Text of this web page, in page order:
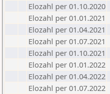
Elozahl per 01.10.2020
Elozahl per 01.01.2021
Elozahl per 01.04.2021
Elozahl per 01.07.2021
Elozahl per 01.10.2021
Elozahl per 01.01.2022
Elozahl per 01.04.2022
Elozahl per 01.07.2022